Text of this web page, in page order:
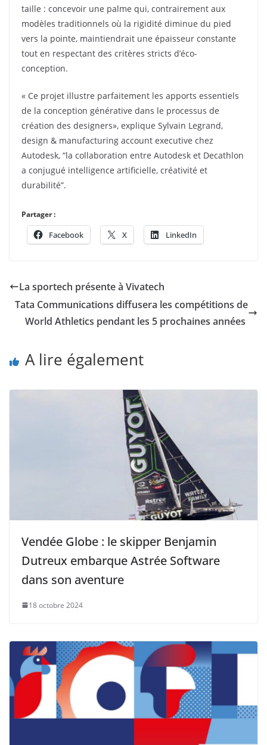
taille : concevoir une palme qui, contrairement aux
modèles traditionnels où la rigidité diminue du pied
vers la pointe, maintiendrait une épaisseur constante
tout en respectant des critères stricts d’éco-
conception.
« Ce projet illustre parfaitement les apports essentiels
de la conception générative dans le processus de
création des designers», explique Sylvain Legrand,
design & manufacturing account executive chez
Autodesk, “la collaboration entre Autodesk et Decathlon
a conjugué intelligence artificielle, créativité et
durabilité”.
Partager :
Facebook X LinkedIn
La sportech présente à Vivatech
Tata Communications diffusera les compétitions de
World Athletics pendant les 5 prochaines années
A lire également
Vendée Globe : le skipper Benjamin
Dutreux embarque Astrée Software
dans son aventure
18 octobre 2024